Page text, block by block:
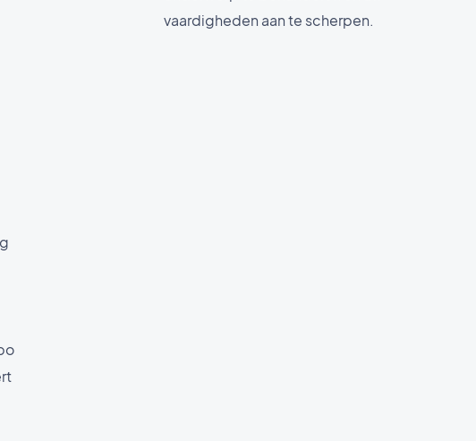
vaardigheden aan te scherpen.